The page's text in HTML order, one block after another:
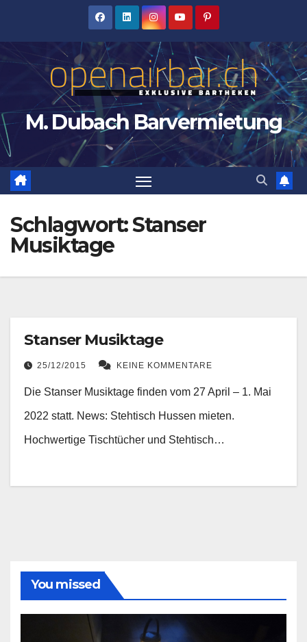
M. Dubach Barvermietung
Schlagwort:Stanser
Musiktage
Stanser Musiktage
25/12/2015 KEINE KOMMENTARE
Die Stanser Musiktage finden vom 27 April – 1. Mai
2022 statt. News: Stehtisch Hussen mieten.
Hochwertige Tischtücher und Stehtisch…
You missed